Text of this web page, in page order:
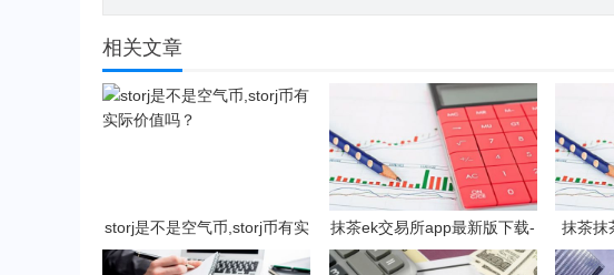
相关文章
storj是不是空气币,storj币有实
际价值吗？
抹茶ek交易所app最新版下载-
抹茶ek交易所所有版本
抹茶抹
载（支